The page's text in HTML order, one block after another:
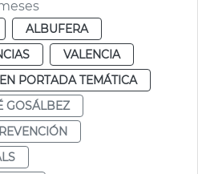
ALBUFERA
VALENCIA
EN PORTADA TEMÁTICA
GOSÁLBEZ